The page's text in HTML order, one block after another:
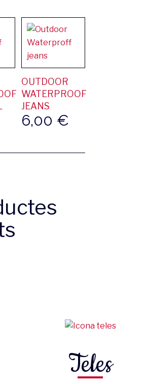
OUTDOOR
WATERPROOF
JEANS
6,00 €
Teles